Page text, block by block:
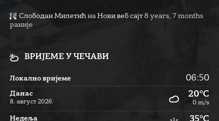
Слободан Милетић на Нови веб сајт 8 years, 7 months
раније
ВРИЈЕМЕ У ЧЕЧАВИ
Локално вријеме 06:50
Данас
8. август 2026.
20°C
0 m/s
Недеља 35°C